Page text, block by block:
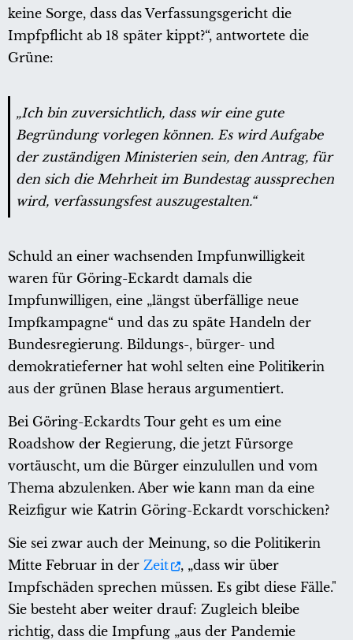
keine Sorge, dass das Verfassungsgericht die
Impfpflicht ab 18 später kippt?“, antwortete die
Grüne:
„Ich bin zuversichtlich, dass wir eine gute
Begründung vorlegen können. Es wird Aufgabe
der zuständigen Ministerien sein, den Antrag, für
den sich die Mehrheit im Bundestag aussprechen
wird, verfassungsfest auszugestalten.“
Schuld an einer wachsenden Impfunwilligkeit
waren für Göring-Eckardt damals die
Impfunwilligen, eine „längst überfällige neue
Impfkampagne“ und das zu späte Handeln der
Bundesregierung. Bildungs-, bürger- und
demokratieferner hat wohl selten eine Politikerin
aus der grünen Blase heraus argumentiert.
Bei Göring-Eckardts Tour geht es um eine
Roadshow der Regierung, die jetzt Fürsorge
vortäuscht, um die Bürger einzulullen und vom
Thema abzulenken. Aber wie kann man da eine
Reizfigur wie Katrin Göring-Eckardt vorschicken?
Sie sei zwar auch der Meinung, so die Politikerin
Mitte Februar in der Zeit
, „dass wir über
Impfschäden sprechen müssen. Es gibt diese Fälle."
Sie besteht aber weiter drauf: Zugleich bleibe
richtig, dass die Impfung „aus der Pandemie